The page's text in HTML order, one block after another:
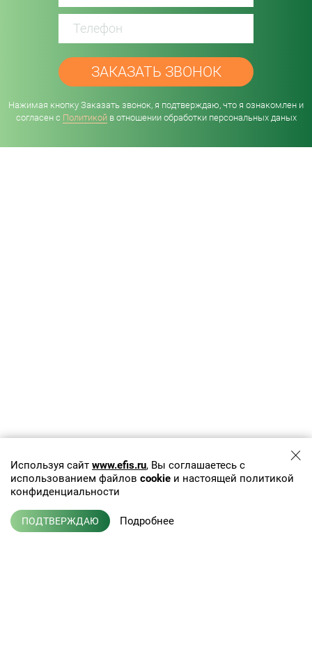
Нажимая кнопку Заказать звонок, я подтверждаю, что я ознакомлен и
согласен с Политикойв отношении обработки персональных даных
Используя сайт www.efis.ru, Вы соглашаетесь с
использованием файлов cookie и настоящей политикой
конфиденциальности
ПОДТВЕРЖДАЮ Подробнее